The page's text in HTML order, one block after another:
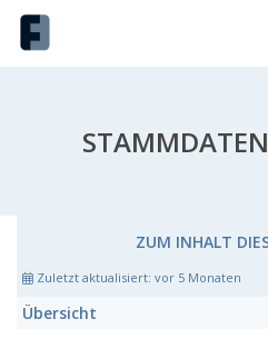
ZUM INHALT
Zuletzt aktualisiert: vor 5 Monaten
Übersicht